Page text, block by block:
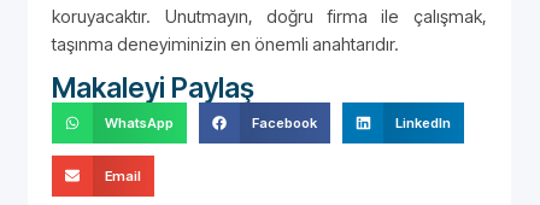
koruyacaktır. Unutmayın, doğru firma ile çalışmak,
taşınma deneyiminizin en önemli anahtarıdır.
Makaleyi Paylaş
WhatsApp Facebook LinkedIn
Email